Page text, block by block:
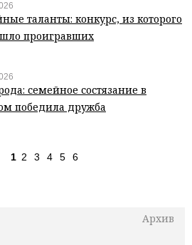
Архив
таланты: конкурс, из которого
проигравших
семейное состязание в
победила дружба
1 2 3 4 5 6